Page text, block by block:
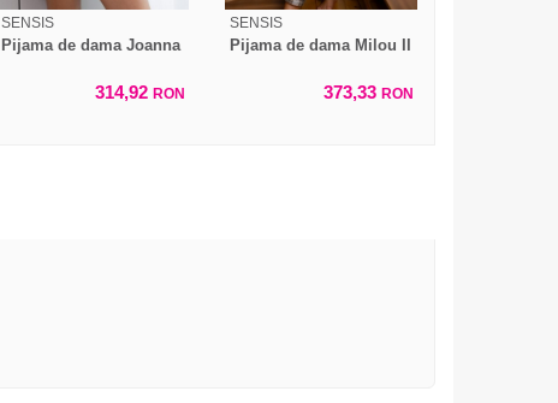
SENSIS
Pijama de dama Joanna
314,92 RON
SENSIS
Pijama de dama Milou II
373,33 RON